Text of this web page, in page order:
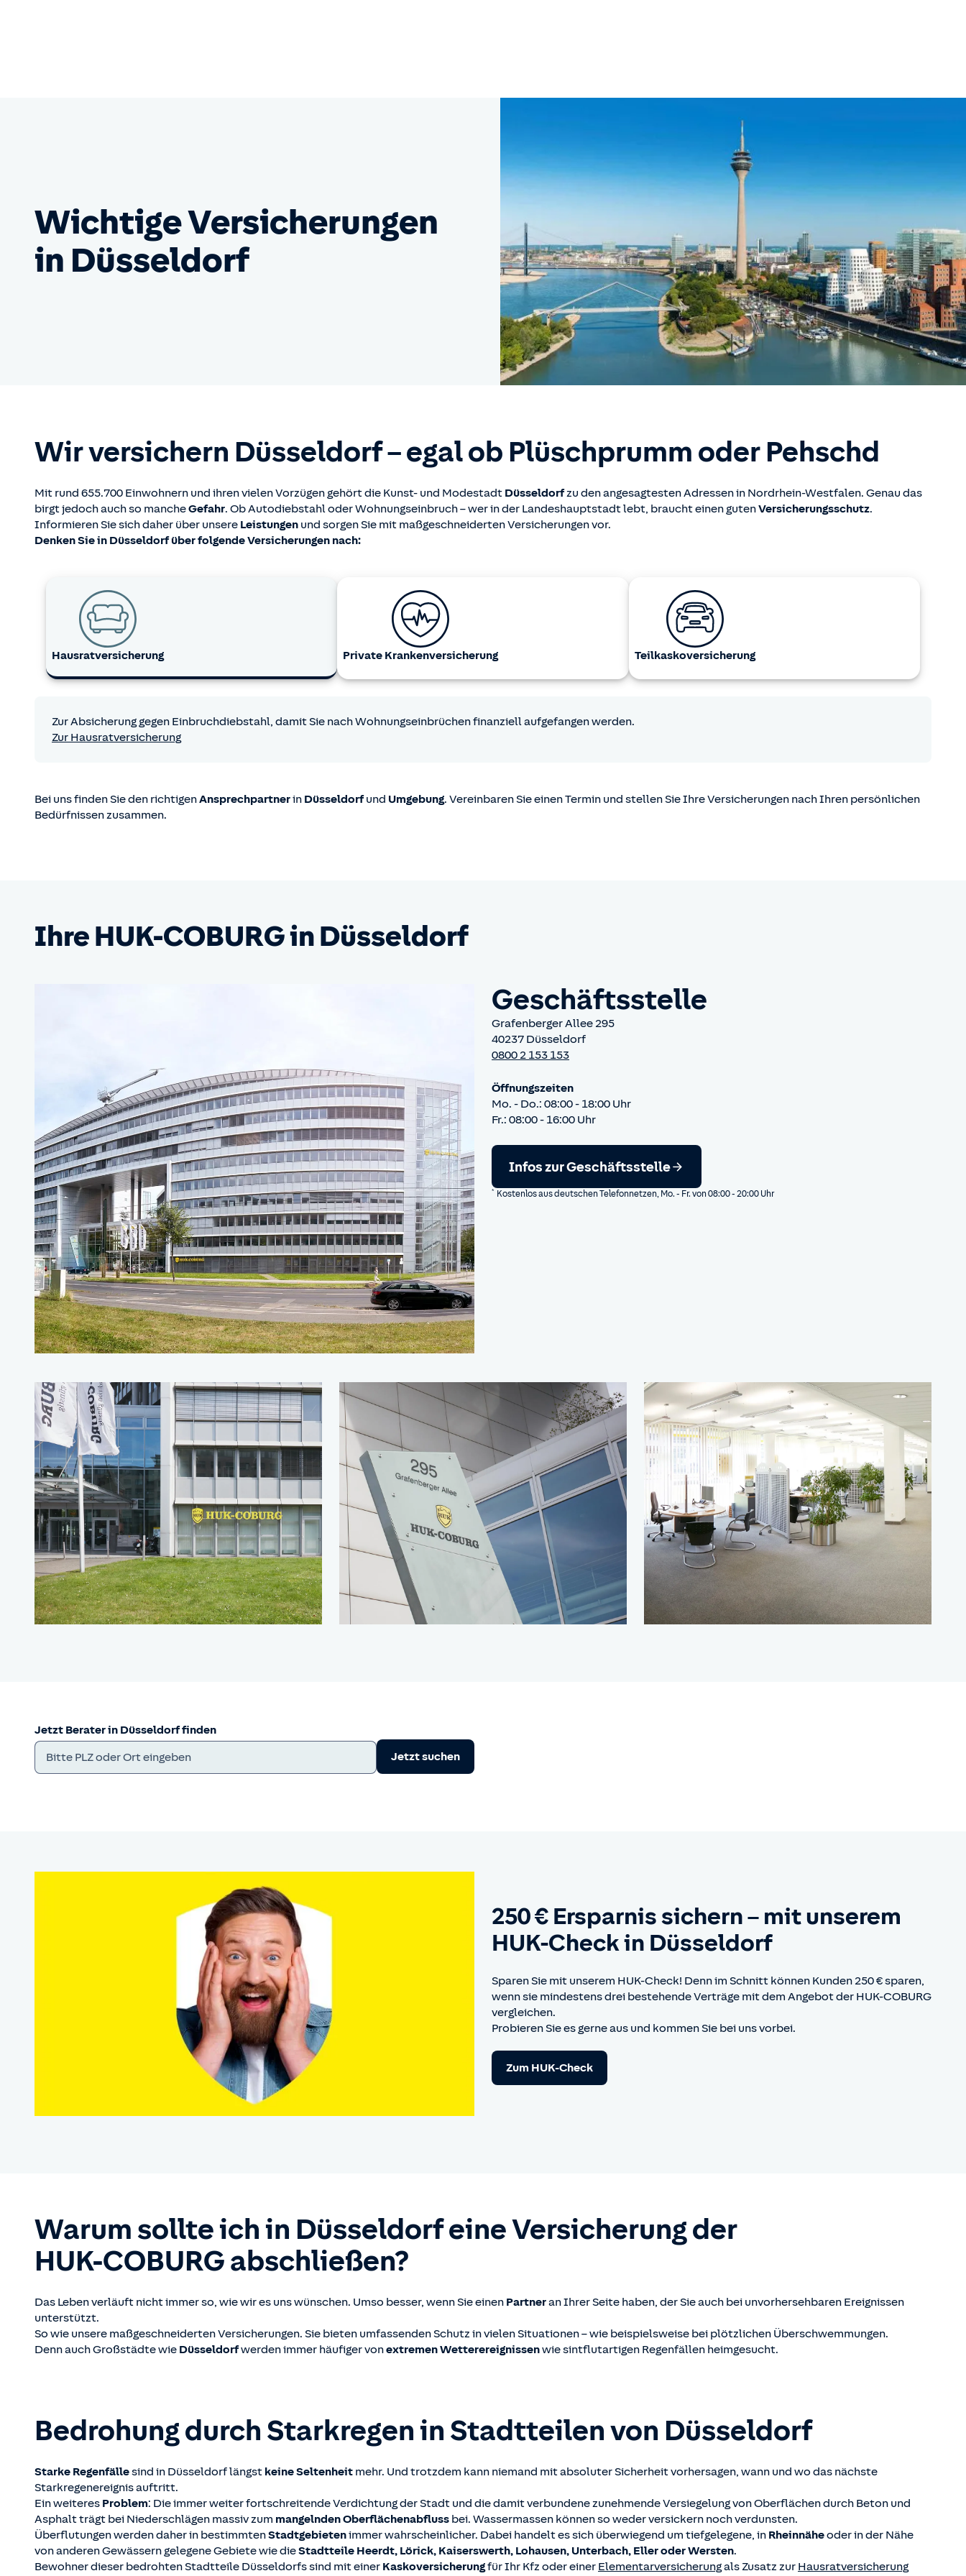
Wichtige Versicherungen
in Düsseldorf
Wir versichern Düsseldorf – egal ob Plüschprumm oder Pehschd
Mit rund 655.700 Einwohnern und ihren vielen Vorzügen gehört die Kunst- und Modestadt Düsseldorfzu den angesagtesten Adressen in Nordrhein-Westfalen. Genau das
birgt jedoch auch so mancheGefahr. Ob Autodiebstahl oder Wohnungseinbruch – wer in der Landeshauptstadt lebt, braucht einen gutenVersicherungsschutz.
Informieren Sie sich daher über unsere Leistungen und sorgen Sie mit maßgeschneiderten Versicherungen vor.
Denken Sie in Düsseldorf über folgende Versicherungen nach:
Hausrat­versicherung Private Kranken­versicherung Teilkasko­versicherung
Zur Absicherung gegen Einbruchdiebstahl, damit Sie nach Wohnungseinbrüchen finanziell aufgefangen werden.
Zur Hausratversicherung
Bei uns finden Sie den richtigenAnsprechpartnerin Düsseldorfund Umgebung. Vereinbaren Sie einen Termin und stellen Sie Ihre Versicherungen nach Ihren persönlichen
Bedürfnissen zusammen.
Ihre HUK-COBURGin Düsseldorf
Geschäftsstelle
Grafenberger Allee 295
40237 Düsseldorf
0800 2 153 153
Öffnungszeiten
Mo. - Do.: 08:00 - 18:00 Uhr
Fr.: 08:00 - 16:00 Uhr
Infos zur Geschäftsstelle
* Kostenlos aus deutschen Telefonnetzen, Mo. - Fr. von 08:00 - 20:00 Uhr
Jetzt Berater in Düsseldorf finden
Jetzt suchen
250 € Ersparnis sichern – mit unserem
HUK-Check in Düsseldorf
Sparen Sie mit unserem HUK-Check! Denn im Schnitt können Kunden 250 € sparen,
wenn sie mindestens drei bestehende Verträge mit dem Angebot der HUK-COBURG
vergleichen.
Probieren Sie es gerne aus und kommen Sie bei uns vorbei.
Zum HUK-Check
Warum sollte ich in Düsseldorf eine Versicherung der
HUK-COBURG abschließen?
Das Leben verläuft nicht immer so, wie wir es uns wünschen. Umso besser, wenn Sie einen Partneran Ihrer Seite haben, der Sie auch bei unvorhersehbaren Ereignissen
unterstützt.
So wie unsere maßgeschneiderten Versicherungen. Sie bieten umfassenden Schutz in vielen Situationen – wie beispielsweise bei plötzlichen Überschwemmungen.
Denn auch Großstädte wie Düsseldorfwerden immer häufiger vonextremen Wetterereignissenwie sintflutartigen Regenfällen heimgesucht.
Bedrohung durch Starkregen in Stadtteilen von Düsseldorf
Starke Regenfällesind in Düsseldorf längst keine Seltenheit mehr. Und trotzdem kann niemand mit absoluter Sicherheit vorhersagen, wann und wo das nächste
Starkregenereignis auftritt.
Ein weiteres Problem: Die immer weiter fortschreitende Verdichtung der Stadt und die damit verbundene zunehmende Versiegelung von Oberflächen durch Beton und
Asphalt trägt bei Niederschlägen massiv zum mangelnden Oberflächenabfluss bei. Wassermassen können so weder versickern noch verdunsten.
Überflutungen werden daher in bestimmtenStadtgebietenimmer wahrscheinlicher. Dabei handelt es sich überwiegend um tiefgelegene, in Rheinnäheoder in der Nähe
von anderen Gewässern gelegene Gebiete wie dieStadtteile Heerdt, Lörick, Kaiserswerth, Lohausen, Unterbach, Eller oder Wersten.
Bewohner dieser bedrohten Stadtteile Düsseldorfs sind mit einer Kaskoversicherungfür Ihr Kfz oder einer Elementarversicherungals Zusatz zur Hausratversicherung